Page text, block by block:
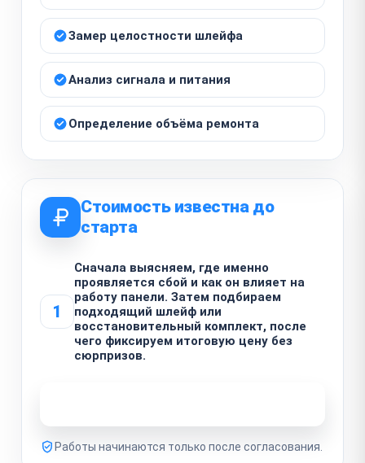
Замер целостности шлейфа
Анализ сигнала и питания
Определение объёма ремонта
Стоимость известна до
старта
1
Сначала выясняем, где именно
проявляется сбой и как он влияет на
работу панели. Затем подбираем
подходящий шлейф или
восстановительный комплект, после
чего фиксируем итоговую цену без
сюрпризов.
Работы начинаются только после согласования.